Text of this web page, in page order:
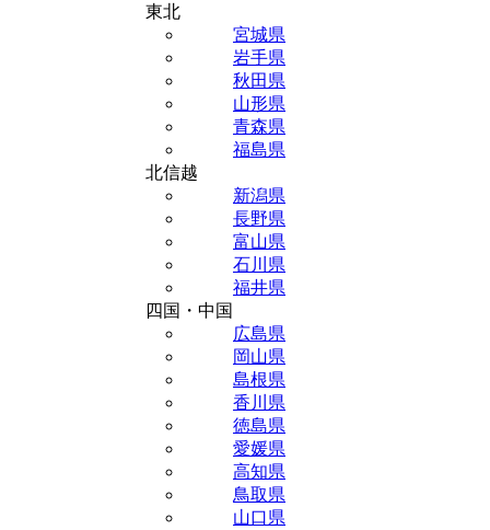
東北
宮城県
岩手県
秋田県
山形県
青森県
福島県
北信越
新潟県
長野県
富山県
石川県
福井県
四国・中国
広島県
岡山県
島根県
香川県
徳島県
愛媛県
高知県
鳥取県
山口県